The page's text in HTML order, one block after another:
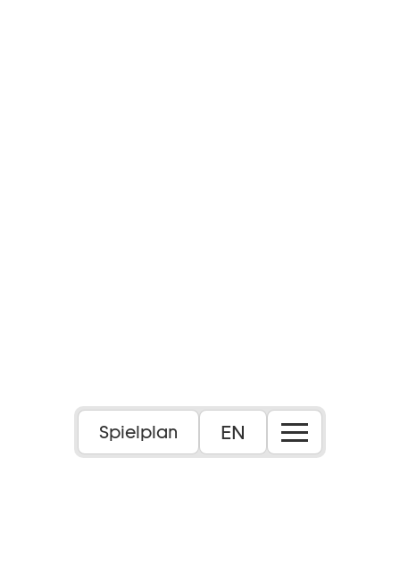
Spielplan EN